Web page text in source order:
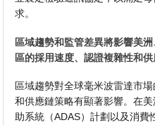
求。
區域趨勢和監管差異將影響美
區的採用速度、認證複雜性和供
區域趨勢對全球毫米波雷達市
和供應鏈策略有顯著影響。在
助系統（ADAS）計劃以及消費